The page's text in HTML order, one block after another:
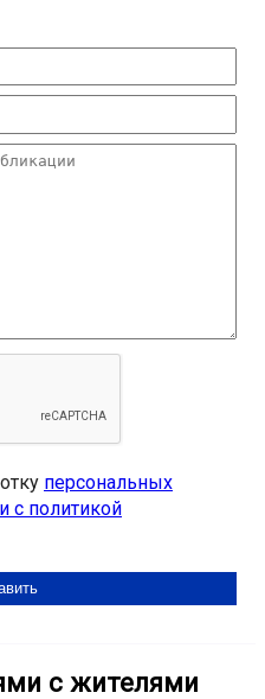
персональных
с политикой
с жителями